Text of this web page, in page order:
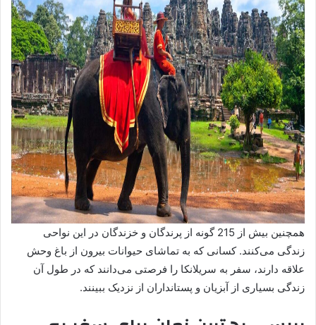
همچنین بیش از 215 گونه از پرندگان و خزندگان در این نواحی
زندگی می‌کنند. کسانی که به تماشای حیوانات بیرون از باغ وحش
علاقه دارند، سفر به سریلانکا را فرصتی می‌دانند که در طول آن
زندگی بسیاری از آبزیان و پستانداران از نزدیک ببینند.